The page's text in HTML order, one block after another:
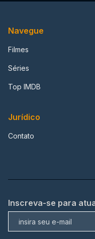
Navegue
Filmes
Séries
Top IMDB
Jurídico
Contato
Inscreva-se para